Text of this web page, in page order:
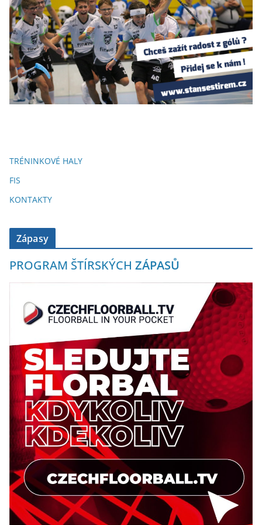
TRÉNINKOVÉ HALY
FIS
KONTAKTY
Zápasy
PROGRAM ŠTÍRSKÝCH ZÁPASŮ